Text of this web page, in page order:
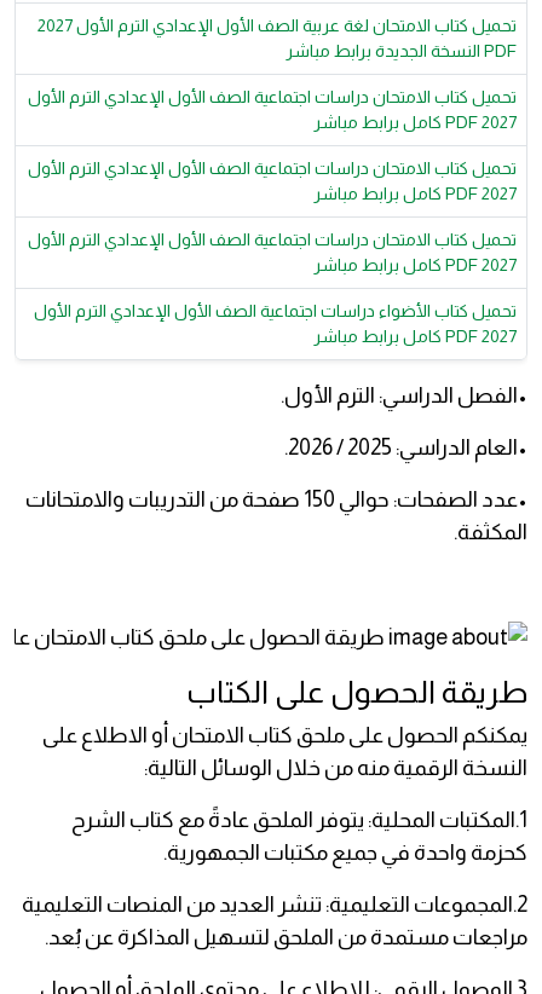
تحميل كتاب الامتحان لغة عربية الصف الأول الإعدادي الترم الأول 2027
PDF النسخة الجديدة برابط مباشر
تحميل كتاب الامتحان دراسات اجتماعية الصف الأول الإعدادي الترم الأول
2027 PDF كامل برابط مباشر
تحميل كتاب الامتحان دراسات اجتماعية الصف الأول الإعدادي الترم الأول
2027 PDF كامل برابط مباشر
تحميل كتاب الامتحان دراسات اجتماعية الصف الأول الإعدادي الترم الأول
2027 PDF كامل برابط مباشر
تحميل كتاب الأضواء دراسات اجتماعية الصف الأول الإعدادي الترم الأول
2027 PDF كامل برابط مباشر
•الفصل الدراسي: الترم الأول.
•العام الدراسي: 2025 / 2026.
•عدد الصفحات: حوالي 150 صفحة من التدريبات والامتحانات
المكثفة.
طريقة الحصول على الكتاب
يمكنكم الحصول على ملحق كتاب الامتحان أو الاطلاع على
النسخة الرقمية منه من خلال الوسائل التالية:
1.المكتبات المحلية: يتوفر الملحق عادةً مع كتاب الشرح
كحزمة واحدة في جميع مكتبات الجمهورية.
2.المجموعات التعليمية: تنشر العديد من المنصات التعليمية
مراجعات مستمدة من الملحق لتسهيل المذاكرة عن بُعد.
3.الوصول الرقمي: للاطلاع على محتوى الملحق أو الحصول